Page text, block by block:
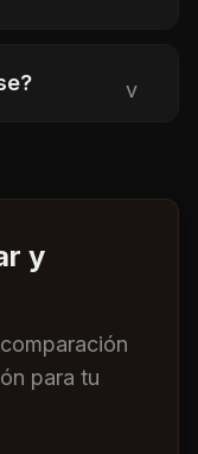
v
y
para tu